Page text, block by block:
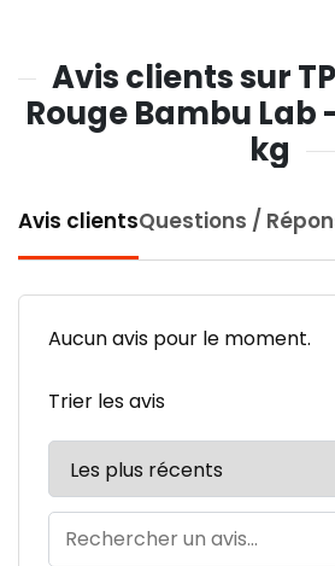
Avis clients sur
Rouge Bambu Lab
kg
Avis clientsQuestions /
Aucun avis pour le moment.
Trier les avis